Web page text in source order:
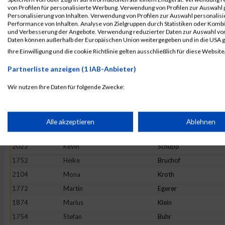
1724
Frederic Beck
1895
Hannah Krießbach
1907
Nathalie Laux
2090
Daniel Wiederstein
1904
Sophie
Maurice
1851
Ralph Huschka
2022
Kevin Schupp
1752
Heike Bruchof
2104
Mona Kroth
1772
Martin Egerer
1874
Marius Klein
1754
Stefan Buhr
von Profilen für personalisierte Werbung. Verwendung von Profilen zur
Personalisierung von Inhalten. Verwendung von Profilen zur Auswahl
Performance von Inhalten. Analyse von Zielgruppen durch Statistiken oder
und Verbesserung der Angebote. Verwendung reduzierter Daten zur Auswahl
Daten können außerhalb der Europäischen Union weitergegeben und in die USA
Ihre Einwilligung und die cookie Richtlinie gelten ausschließlich für diese
Partnerliste anzeigen (1 IAB-Anbieter)
Wir nutzen Ihre Daten für folgende Zwecke:
Speichern von oder Zugriff auf Informationen auf einem
Verwendung reduzierter Daten zur Auswahl von Werbeanzeigen
Verwendung von Profilen zur Auswahl personalisierter Werbung
Alle akzeptieren Ablehnen